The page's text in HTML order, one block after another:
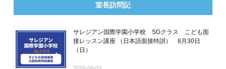
室長訪問記
サレジアン国際学園小学校 SGクラス こども面
接レッスン講座 ​（日本語面接特訓​） 8月30日
（日）
2026-08-03